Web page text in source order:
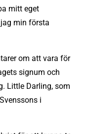
mitt eget
min första
om att vara för
signum och
Little Darling, som
i